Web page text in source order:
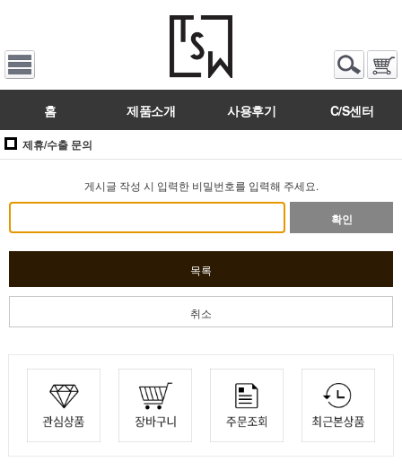
홈 제품소개 사용후기 C/S센터
제휴/수출 문의
게시글 작성 시 입력한 비밀번호를 입력해 주세요.
확인
목록
취소